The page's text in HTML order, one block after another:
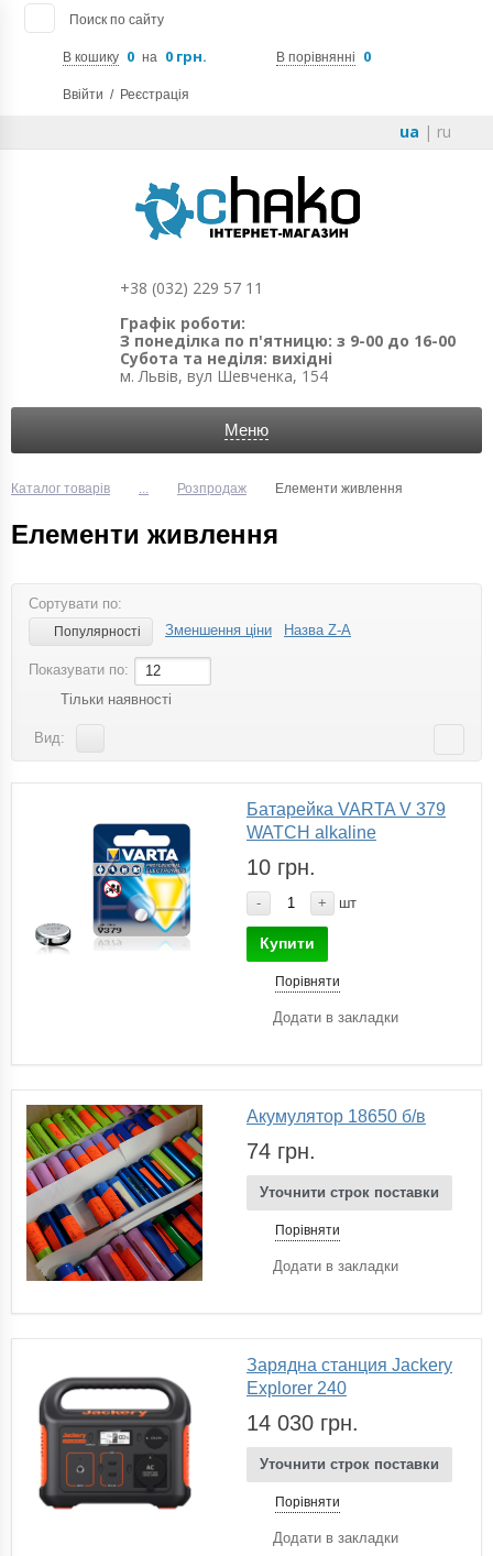
Поиск по сайту
В кошику 0 на 0 грн. В порівнянні 0
Ввійти / Реєстрація
ua | ru
+38 (032) 229 57 11
Графік роботи:
З понеділка по п'ятницю: з 9-00 до 16-00
Субота та неділя: вихідні
м. Львів, вул Шевченка, 154
Меню
Каталог товарів ... Розпродаж Елементи живлення
Елементи живлення
Сортувати по:
Популярності Зменшення ціни Назва Z-A
Показувати по:
12
Тільки наявності
Вид:
Батарейка VARTA V 379
WATCH alkaline
10 грн.
- + шт
Купити
Порівняти
Додати в закладки
Акумулятор 18650 б/в
74 грн.
Уточнити строк поставки
Порівняти
Додати в закладки
Зарядна станция Jackery
Explorer 240
14 030 грн.
Уточнити строк поставки
Порівняти
Додати в закладки